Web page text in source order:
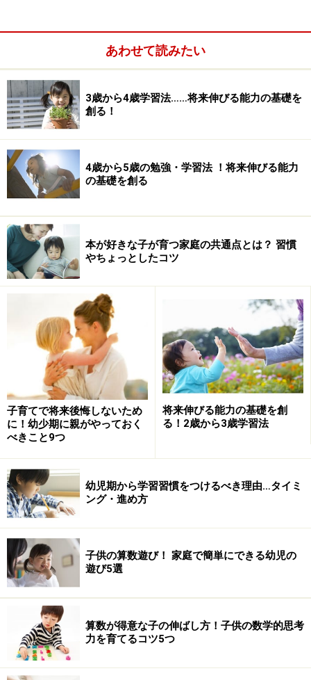
異年齢混合の縦割りクラスの中で、子ども達はお互
の活動を見て学び、年上の子は年下の子に世話をす
ることや教えることで学びます。
モンテッソーリ教育のメソッド5つの分野
モンテッソーリ教育では、子ども達のそれぞれの敏感期
を背景に、5つの分野のお仕事に分けられます。最近で
はこれらを取り入れている幼稚園や小学校も多くあるよ
うです。
モンテッソーリ教育のメソッド1：日常生活
での体験
モンテッソーリ教育では、洗濯やアイロンがけなど日常
生活の様々な体験を通し、自分の生活を依存から自立へ
と成長させ、さらには精神的にも自立する心を育てま
す。
【用具の特徴】
子どもサイズであること（子どもが扱いやすいも
の）
本物であること（例えば、水を注ぐピッチャーも落
とせば割れてしまう陶器やガラス製のものであれば
慎重に扱うことになれる）
もの）
清潔であること（簡単に洗えて清潔に保つことがで
き、子どもが汚れに気付くもの）
あわせて読みたい
3歳から4歳学習法……将来伸びる能力の基礎を
創る！
4歳から5歳の勉強・学習法 ！将来伸びる能力
の基礎を創る
本が好きな子が育つ家庭の共通点とは？ 習慣
やちょっとしたコツ
子育てで将来後悔しないため
に！幼少期に親がやっておく
べきこと9つ
将来伸びる能力の基礎を創
る！2歳から3歳学習法
幼児期から学習習慣をつけるべき理由…タイミ
ング・進め方
子供の算数遊び！ 家庭で簡単にできる幼児の
遊び5選
算数が得意な子の伸ばし方！子供の数学的思考
力を育てるコツ5つ